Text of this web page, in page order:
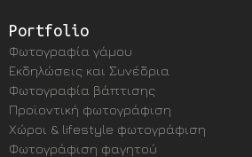
Portfolio
Φωτογραφία γάμου
Εκδηλώσεις και Συνέδρια
Φωτογραφία βάπτισης
Προϊοντική φωτογράφιση
Χώροι & lifestyle φωτογράφιση
Φωτογράφιση φαγητού